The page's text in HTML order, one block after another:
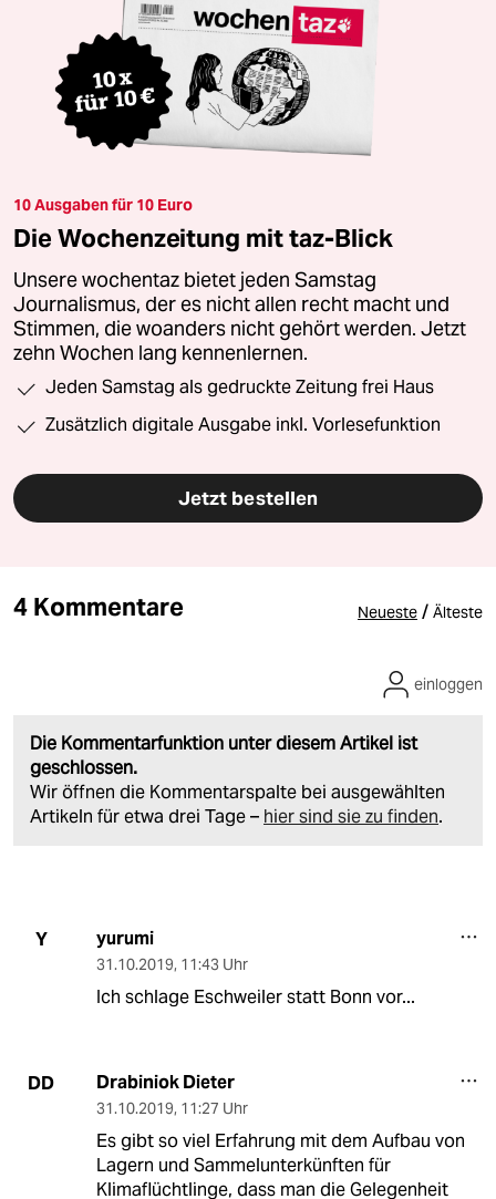
10 Ausgaben für 10 Euro
Die Wochenzeitung mit taz-Blick
Unsere wochentaz bietet jeden Samstag
Journalismus, der es nicht allen recht macht und
Stimmen, die woanders nicht gehört werden. Jetzt
zehn Wochen lang kennenlernen.
Jeden Samstag als gedruckte Zeitung frei Haus
Zusätzlich digitale Ausgabe inkl. Vorlesefunktion
Jetzt bestellen
4 Kommentare Neueste / Älteste
Die Kommentarfunktion unter diesem Artikel ist
geschlossen.
Wir öffnen die Kommentarspalte bei ausgewählten
Artikeln für etwa drei Tage – hier sind sie zu finden.
einloggen
Y yurumi
31.10.2019, 11:43 Uhr
Ich schlage Eschweiler statt Bonn vor...
DD Drabiniok Dieter
31.10.2019, 11:27 Uhr
Es gibt so viel Erfahrung mit dem Aufbau von
Lagern und Sammelunterkünften für
Klimaflüchtlinge, dass man die Gelegenheit